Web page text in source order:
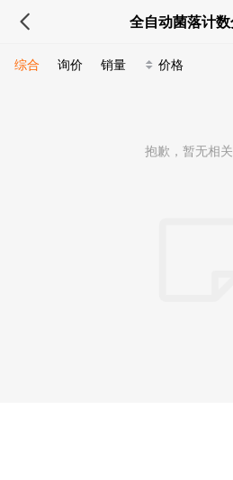
全自动菌落计
综合 询价 销量 价格
抱歉，暂无相